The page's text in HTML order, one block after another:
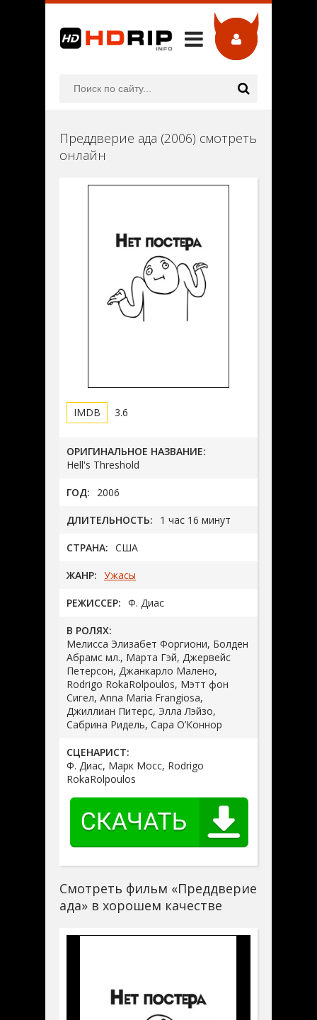
Преддверие ада (2006) смотреть
онлайн
3.6
ОРИГИНАЛЬНОЕ НАЗВАНИЕ:
Hell's Threshold
ГОД: 2006
ДЛИТЕЛЬНОСТЬ: 1 час 16 минут
СТРАНА: США
ЖАНР: Ужасы
РЕЖИССЕР: Ф. Диас
В РОЛЯХ:
Мелисса Элизабет Форгиони, Болден
Абрамс мл., Марта Гэй, Джервейс
Петерсон, Джанкарло Малено,
Rodrigo RokaRolpoulos, Мэтт фон
Сигел, Anna Maria Frangiosa,
Джиллиан Питерс, Элла Лэйзо,
Сабрина Ридель, Сара О’Коннор
СЦЕНАРИСТ:
Ф. Диас, Марк Мосс, Rodrigo
RokaRolpoulos
Смотреть фильм «Преддверие
ада» в хорошем качестве